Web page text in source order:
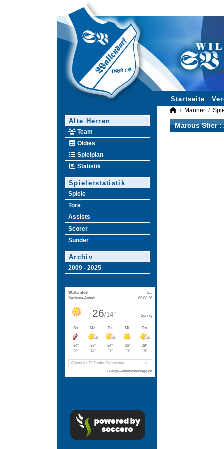
Startseite
Alte Herren
Team
Oldies
Spielplan
Statistik
Spielerstatistik
Spiele
Tore
Assists
Scorer
Sünder
Archiv
2009 - 2025
Männer
Marcus Stier